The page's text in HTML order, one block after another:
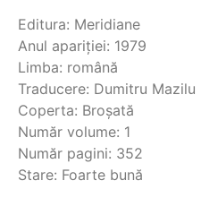
Editura: Meridiane
Anul apariției: 1979
Limba: română
Traducere: Dumitru Mazilu
Coperta: Broșată
Număr volume: 1
Număr pagini: 352
Stare: Foarte bună